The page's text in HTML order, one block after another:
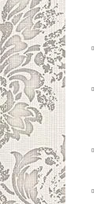
í
p
a
n